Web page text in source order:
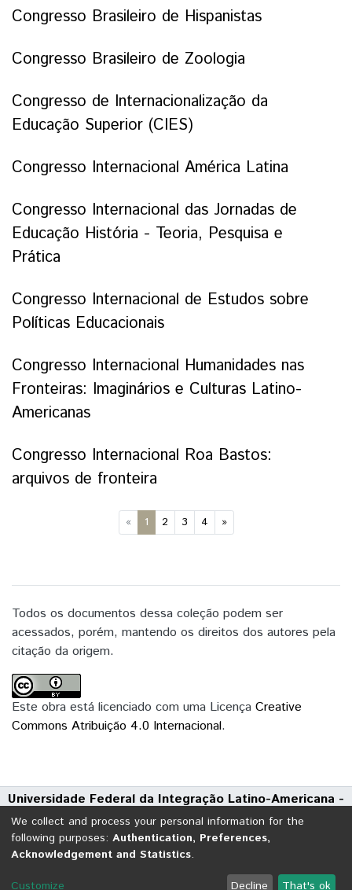
Congresso Brasileiro de Hispanistas
Congresso Brasileiro de Zoologia
Congresso de Internacionalização da
Educação Superior (CIES)
Congresso Internacional América Latina
Congresso Internacional das Jornadas de
Educação História - Teoria, Pesquisa e
Prática
Congresso Internacional de Estudos sobre
Políticas Educacionais
Congresso Internacional Humanidades nas
Fronteiras: Imaginários e Culturas Latino-
Americanas
Congresso Internacional Roa Bastos:
arquivos de fronteira
« 1(current)
2 3 4 »
Todos os documentos dessa coleção podem ser
acessados, porém, mantendo os direitos dos autores pela
citação da origem.
Este obra está licenciado com uma Licença Creative
Commons Atribuição 4.0 Internacional.
Universidade Federal da Integração Latino-Americana -
UNILA
Avenida Tarquínio Joslin dos Santos, 1000 - Polo Universitário
CEP: 85870-650 | Foz do Iguaçu - Paraná
DSpace software
copyright © 2002-2026 LYRASIS
We collect and process your personal information for the
following purposes: Authentication, Preferences,
Acknowledgement and Statistics.
Customize Decline That's ok